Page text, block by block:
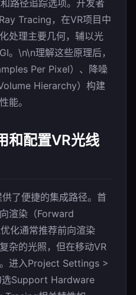
路径追踪选项。开发者
Tracing，在VR项目中
处理主要几何，辅以光
。\n\n理解这些原理后，
Per Pixel）、降噪
Hierarchy）构建
能。
和配置VR光线
了便捷的集成路径。首
渲染（Forward
化通常推荐前向渲染
杂的光照，但在移动VR
进入Project Settings >
Support Hardware